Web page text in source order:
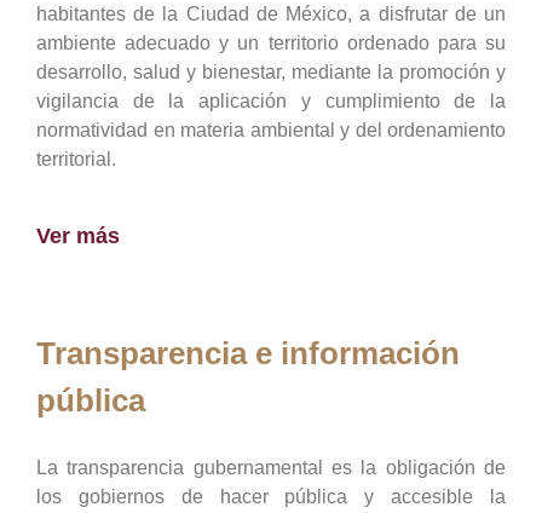
habitantes de la Ciudad de México, a disfrutar de un
ambiente adecuado y un territorio ordenado para su
desarrollo, salud y bienestar, mediante la promoción y
vigilancia de la aplicación y cumplimiento de la
normatividad en materia ambiental y del ordenamiento
territorial.
Ver más
Transparencia e información
pública
La transparencia gubernamental es la obligación de
los gobiernos de hacer pública y accesible la